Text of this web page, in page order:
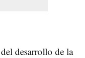
desarrollo de la